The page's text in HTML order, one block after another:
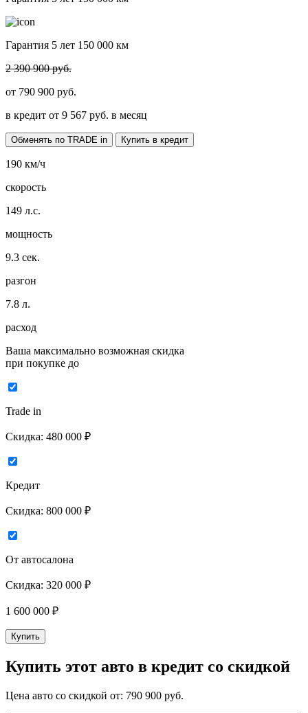
Гарантия 5 лет 150 000 км
2 390 900 руб.
от 790 900 руб.
в кредит от 9 567 руб. в месяц
Обменять по TRADE in Купить в кредит
190 км/ч
скорость
149 л.с.
мощность
9.3 сек.
разгон
7.8 л.
расход
Ваша максимально возможная скидка
при покупке до
Trade in
Скидка: 480 000 ₽
Кредит
Скидка: 800 000 ₽
От автосалона
Скидка: 320 000 ₽
1 600 000 ₽
Купить
Купить этот авто в кредит со скидкой
Цена авто со скидкой от: 790 900 руб.